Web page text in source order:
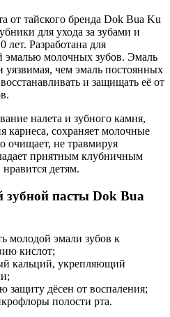
от тайского бренда Dok Bua Ku
для ухода за зубами и
лет. Разработана для
эмалью молочных зубов. Эмаль
уязвимая, чем эмаль постоянных
и защищать её от
налета и зубного камня,
кариеса, сохраняет молочные
очищает, не травмируя
приятным клубничным
детям.
зубной пасты Dok Bua
молодой эмали зубов к
кислот;
кальций, укрепляющий
защиту дёсен от воспаления;
полости рта.